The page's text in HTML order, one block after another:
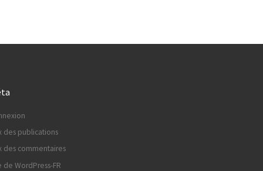
des publications
des commentaires
de WordPress-FR